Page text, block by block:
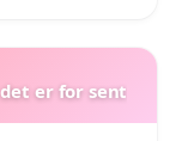
er for sent